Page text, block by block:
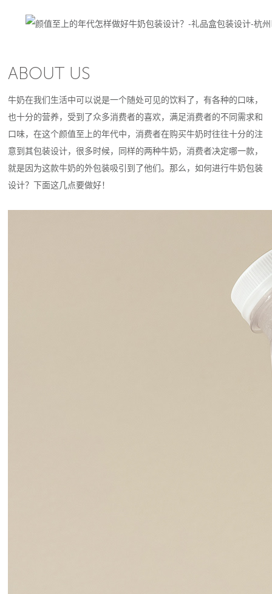
ABOUT US
牛奶在我们生活中可以说是一个随处可见的饮料了，有各种的口味，
也十分的营养，受到了众多消费者的喜欢，满足消费者的不同需求和
口味，在这个颜值至上的年代中，消费者在购买牛奶时往往十分的注
意到其包装设计，很多时候，同样的两种牛奶，消费者决定哪一款，
就是因为这款牛奶的外包装吸引到了他们。那么，如何进行牛奶包装
设计？下面这几点要做好！